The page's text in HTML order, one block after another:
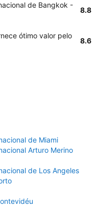
de Bangkok -
8.8
ótimo valor pelo
8.6
de Miami
Arturo Merino
de Los Angeles